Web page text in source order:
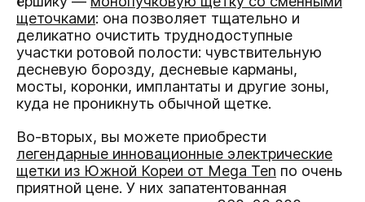
щеточками: она позволяет тщательно и
деликатно очистить труднодоступные
участки ротовой полости: чувствительную
десневую борозду, десневые карманы,
мосты, коронки, имплантаты и другие зоны,
куда не проникнуть обычной щетке.
Во-вторых, вы можете приобрести
легендарные инновационные электрические
щетки из Южной Кореи от Mega Ten по очень
приятной цене. У них запатентованная